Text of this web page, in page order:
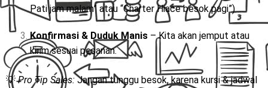
Pati jam malam” atau “Charter Hiace besok pagi”)
Konfirmasi & Duduk Manis – Kita akan jemput atau
kirim sesuai pesanan.
💡Pro Tip Sales:Jangan tunggu besok, karena kursi & jadwal